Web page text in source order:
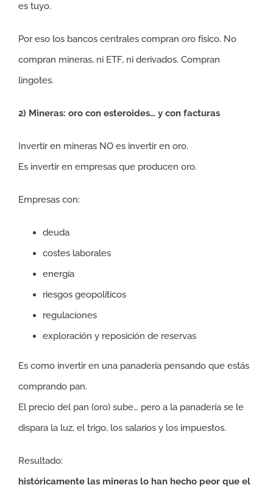
es tuyo.
Por eso los bancos centrales compran oro físico. No
compran mineras, ni ETF, ni derivados. Compran
lingotes.
2) Mineras: oro con esteroides… y con facturas
Invertir en mineras NO es invertir en oro.
Es invertir en empresas que producen oro.
Empresas con:
deuda
costes laborales
energía
riesgos geopolíticos
regulaciones
exploración y reposición de reservas
Es como invertir en una panadería pensando que estás
comprando pan.
El precio del pan (oro) sube… pero a la panadería se le
dispara la luz, el trigo, los salarios y los impuestos.
Resultado:
históricamente las mineras lo han hecho peor que el